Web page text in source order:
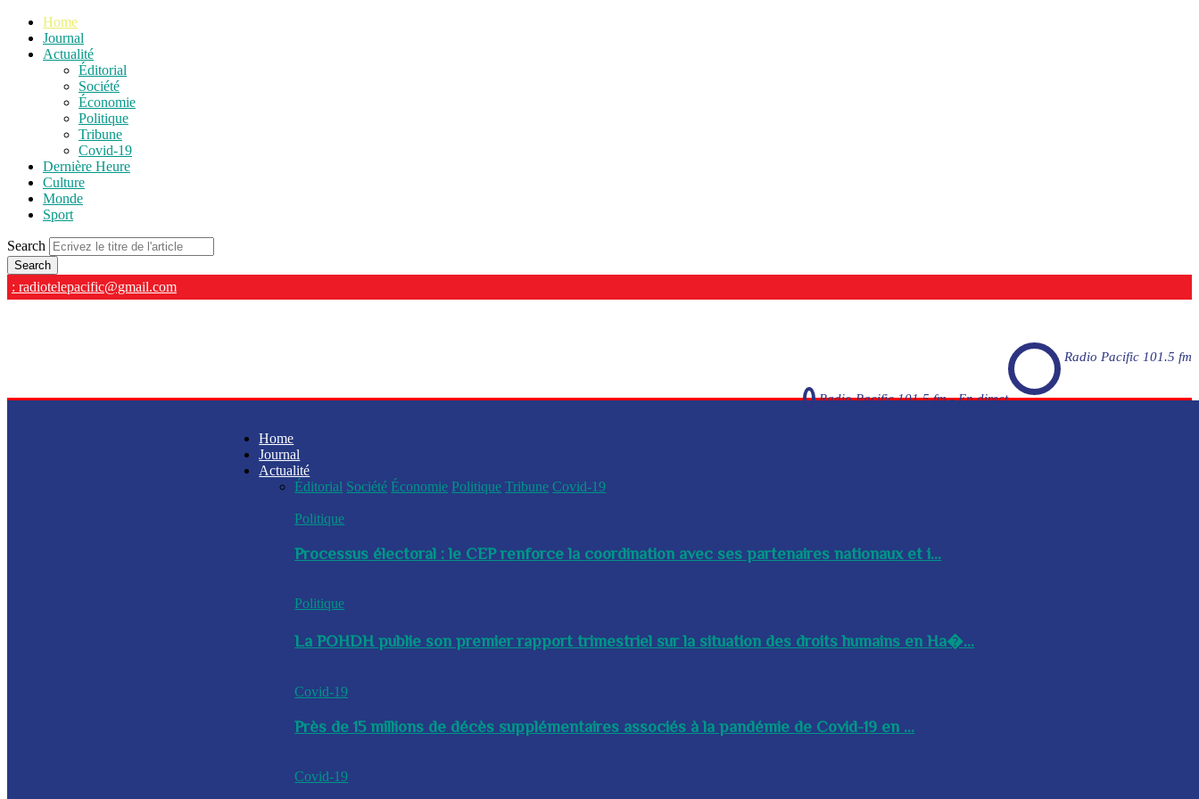
Home
Journal
Actualité
Éditorial
Société
Économie
Politique
Tribune
Covid-19
Dernière Heure
Culture
Monde
Sport
Search
: radiotelepacific@gmail.com
Radio Pacific 101.5 fm
Radio Pacific 101.5 fm - En direct
Home
Journal
Actualité
Éditorial Société Économie Politique Tribune Covid-19
Politique
Processus électoral : le CEP renforce la coordination avec ses partenaires nationaux et i...
Politique
La POHDH publie son premier rapport trimestriel sur la situation des droits humains en Ha�...
Covid-19
Près de 15 millions de décès supplémentaires associés à la pandémie de Covid-19 en ...
Covid-19